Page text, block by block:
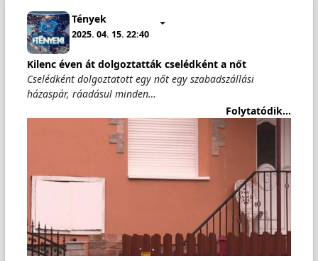
Tények
2025. 04. 15. 22:40
Kilenc éven át dolgoztatták cselédként a nőt
Cselédként dolgoztatott egy nőt egy szabadszállási
házaspár, ráadásul minden…
Folytatódik...